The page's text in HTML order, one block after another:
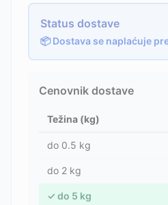
Status dostave
📦 Dostava se naplaćuje
Cenovnik dostave
Težina (kg)
do 0.5 kg
do 2 kg
✓ do 5 kg